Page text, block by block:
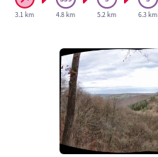
3.1 km 4.8 km 5.2 km 6.3 km